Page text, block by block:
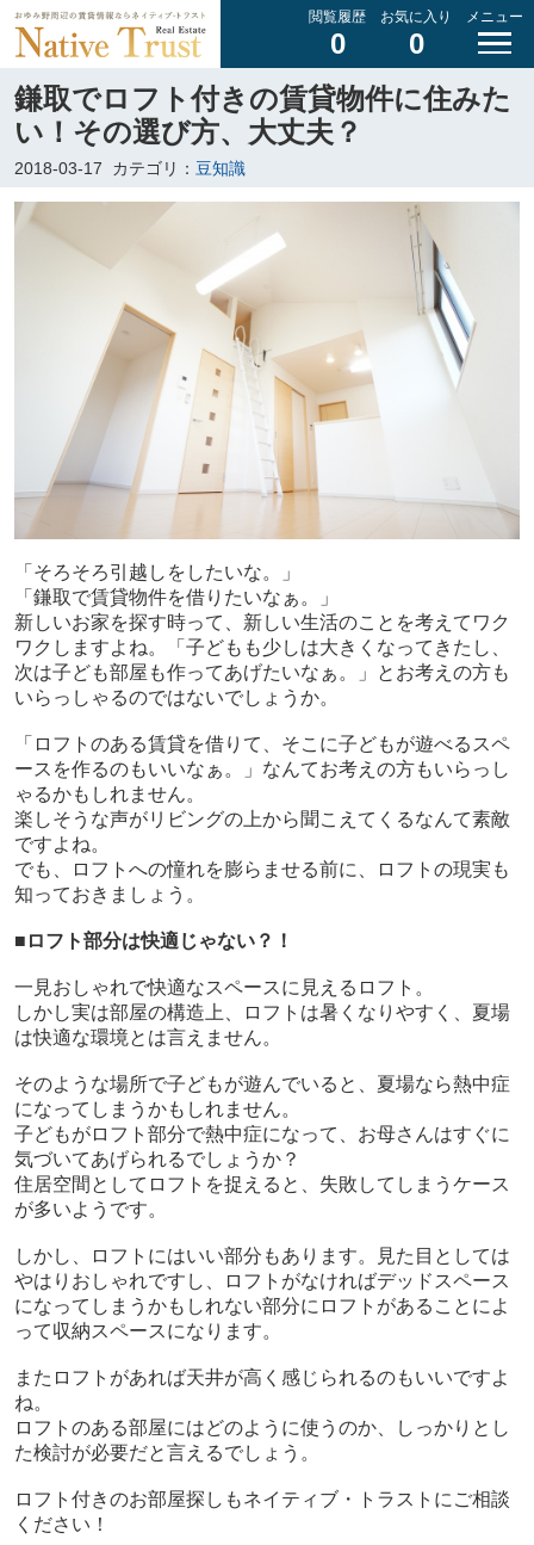
閲覧履歴
0
お気に入り
0
メニュー
鎌取でロフト付きの賃貸物件に住みた
い！その選び方、大丈夫？
2018-03-17 カテゴリ： 豆知識
「そろそろ引越しをしたいな。」
「鎌取で賃貸物件を借りたいなぁ。」
新しいお家を探す時って、新しい生活のことを考えてワク
ワクしますよね。「子どもも少しは大きくなってきたし、
次は子ども部屋も作ってあげたいなぁ。」とお考えの方も
いらっしゃるのではないでしょうか。
「ロフトのある賃貸を借りて、そこに子どもが遊べるスペ
ースを作るのもいいなぁ。」なんてお考えの方もいらっし
ゃるかもしれません。
楽しそうな声がリビングの上から聞こえてくるなんて素敵
ですよね。
でも、ロフトへの憧れを膨らませる前に、ロフトの現実も
知っておきましょう。
■ロフト部分は快適じゃない？！
一見おしゃれで快適なスペースに見えるロフト。
しかし実は部屋の構造上、ロフトは暑くなりやすく、夏場
は快適な環境とは言えません。
そのような場所で子どもが遊んでいると、夏場なら熱中症
になってしまうかもしれません。
子どもがロフト部分で熱中症になって、お母さんはすぐに
気づいてあげられるでしょうか？
住居空間としてロフトを捉えると、失敗してしまうケース
が多いようです。
しかし、ロフトにはいい部分もあります。見た目としては
やはりおしゃれですし、ロフトがなければデッドスペース
になってしまうかもしれない部分にロフトがあることによ
って収納スペースになります。
またロフトがあれば天井が高く感じられるのもいいですよ
ね。
ロフトのある部屋にはどのように使うのか、しっかりとし
た検討が必要だと言えるでしょう。
ロフト付きのお部屋探しもネイティブ・トラストにご相談
ください！